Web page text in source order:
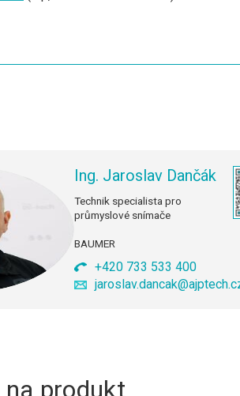
Ing. Jaroslav Dančák
Technik specialista pro
průmyslové snímače
BAUMER
+420 733 533 400
produkt